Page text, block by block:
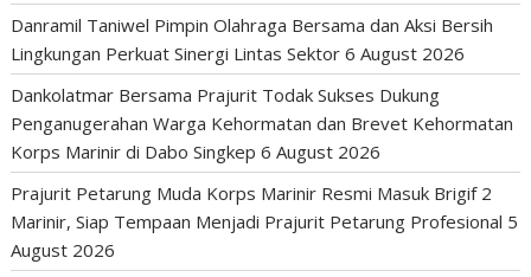
Danramil Taniwel Pimpin Olahraga Bersama dan Aksi Bersih
Lingkungan Perkuat Sinergi Lintas Sektor 6 August 2026
Dankolatmar Bersama Prajurit Todak Sukses Dukung
Penganugerahan Warga Kehormatan dan Brevet Kehormatan
Korps Marinir di Dabo Singkep 6 August 2026
Prajurit Petarung Muda Korps Marinir Resmi Masuk Brigif 2
Marinir, Siap Tempaan Menjadi Prajurit Petarung Profesional 5
August 2026